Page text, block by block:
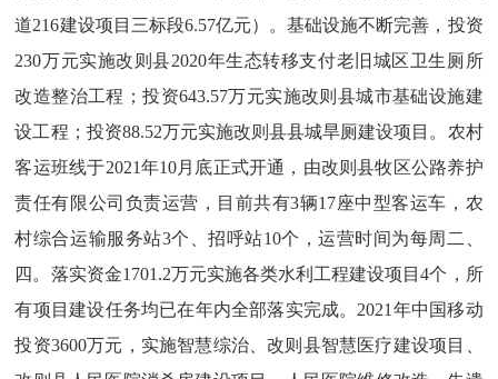
道216建设项目三标段6.57亿元）。基础设施不断完善，投资
230万元实施改则县2020年生态转移支付老旧城区卫生厕所
改造整治工程；投资643.57万元实施改则县城市基础设施建
设工程；投资88.52万元实施改则县县城旱厕建设项目。农村
客运班线于2021年10月底正式开通，由改则县牧区公路养护
责任有限公司负责运营，目前共有3辆17座中型客运车，农
村综合运输服务站3个、招呼站10个，运营时间为每周二、
四。落实资金1701.2万元实施各类水利工程建设项目4个 ，所
有项目建设任务均已在年内全部落实完成。 2021年中国移动
投资3600万元，实施智慧综治、改则县智慧医疗建设项目、